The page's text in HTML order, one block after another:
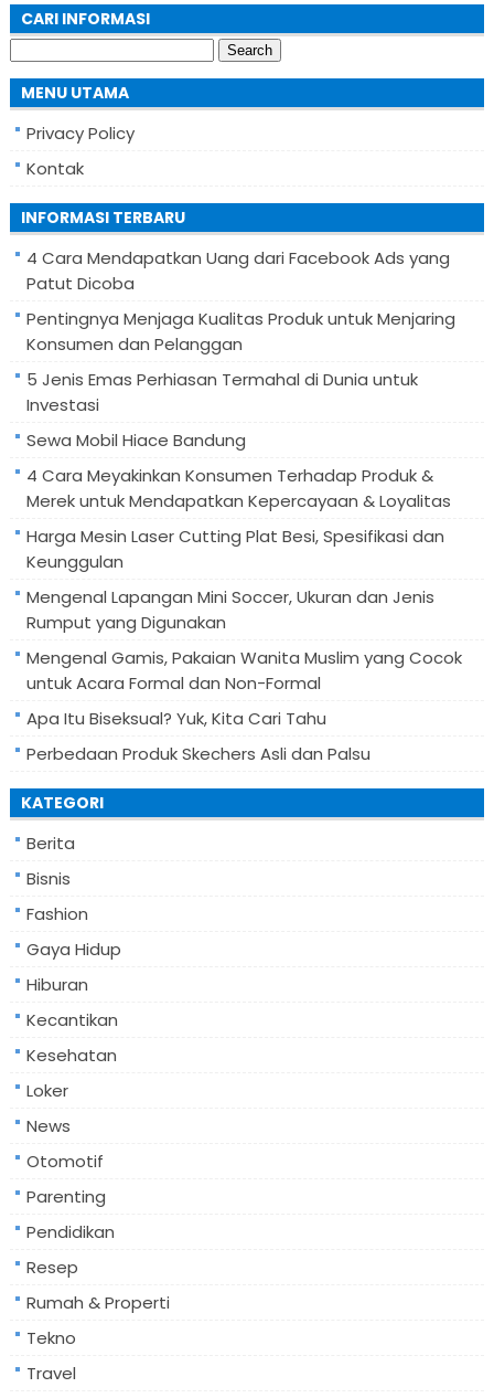
CARI INFORMASI
for:
MENU UTAMA
Privacy Policy
Kontak
INFORMASI TERBARU
4 Cara Mendapatkan Uang dari Facebook Ads yang
Patut Dicoba
Pentingnya Menjaga Kualitas Produk untuk Menjaring
Konsumen dan Pelanggan
5 Jenis Emas Perhiasan Termahal di Dunia untuk
Investasi
Sewa Mobil Hiace Bandung
4 Cara Meyakinkan Konsumen Terhadap Produk &
Merek untuk Mendapatkan Kepercayaan & Loyalitas
Harga Mesin Laser Cutting Plat Besi, Spesifikasi dan
Keunggulan
Mengenal Lapangan Mini Soccer, Ukuran dan Jenis
Rumput yang Digunakan
Mengenal Gamis, Pakaian Wanita Muslim yang Cocok
untuk Acara Formal dan Non-Formal
Apa Itu Biseksual? Yuk, Kita Cari Tahu
Perbedaan Produk Skechers Asli dan Palsu
KATEGORI
Berita
Bisnis
Fashion
Gaya Hidup
Hiburan
Kecantikan
Kesehatan
Loker
News
Otomotif
Parenting
Pendidikan
Resep
Rumah & Properti
Tekno
Travel